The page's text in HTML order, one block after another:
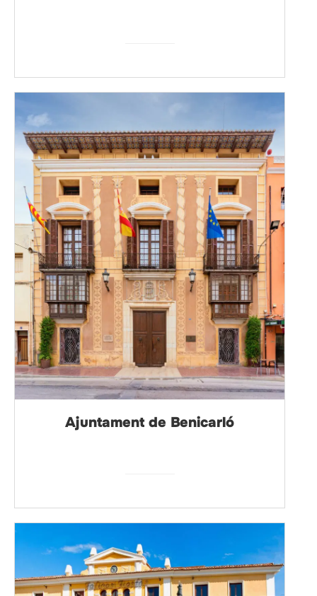
Ajuntament de Benicarló